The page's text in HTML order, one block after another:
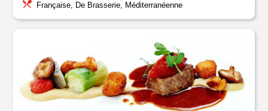
Française, De Brasserie, Méditerranéenne